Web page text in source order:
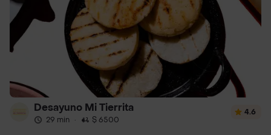
Desayuno Mi Tierrita
29 min · $ 6500
4.6